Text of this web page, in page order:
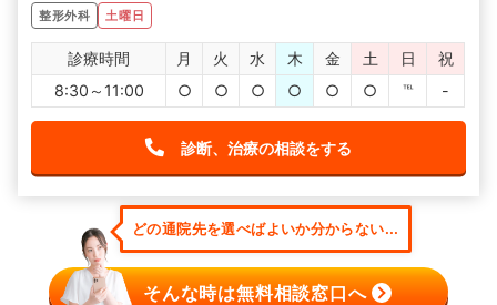
整形外科 土曜日
診療時間 月 火 水 木 金 土 日
祝
8:30～11:00
○ ○ ○ ○ ○ ○ ℡ -
診断、治療の相談をする
どの通院先を選べばよいか分からない...
そんな時は無料相談窓口へ